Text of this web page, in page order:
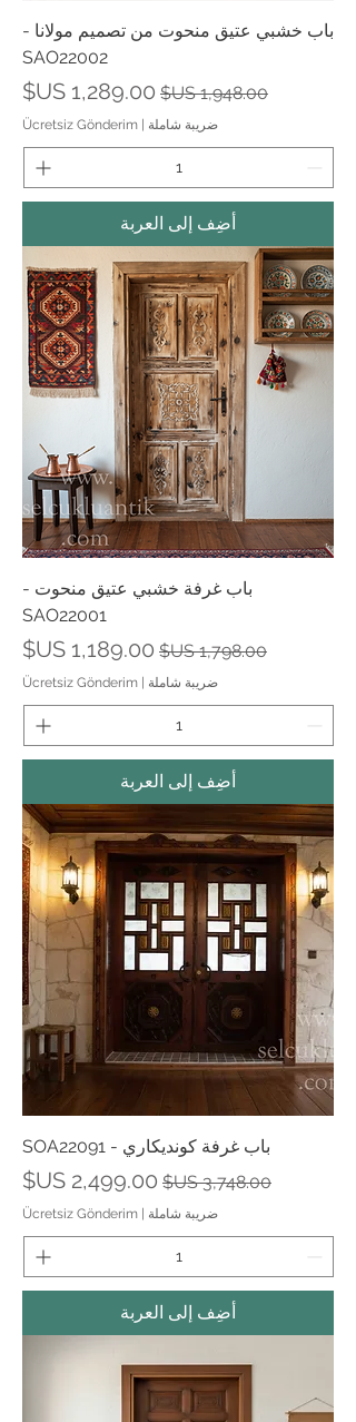
باب خشبي عتيق منحوت من تصميم مولانا -
SAO22002
سعر عادي سعر البيع
ضريبة شاملة |
Ücretsiz Gönderim
أضِف إلى العربة
باب غرفة خشبي عتيق منحوت -
SAO22001
سعر عادي سعر البيع
ضريبة شاملة |
Ücretsiz Gönderim
أضِف إلى العربة
باب غرفة كونديكاري - SOA22091
سعر عادي سعر البيع
ضريبة شاملة |
Ücretsiz Gönderim
أضِف إلى العربة